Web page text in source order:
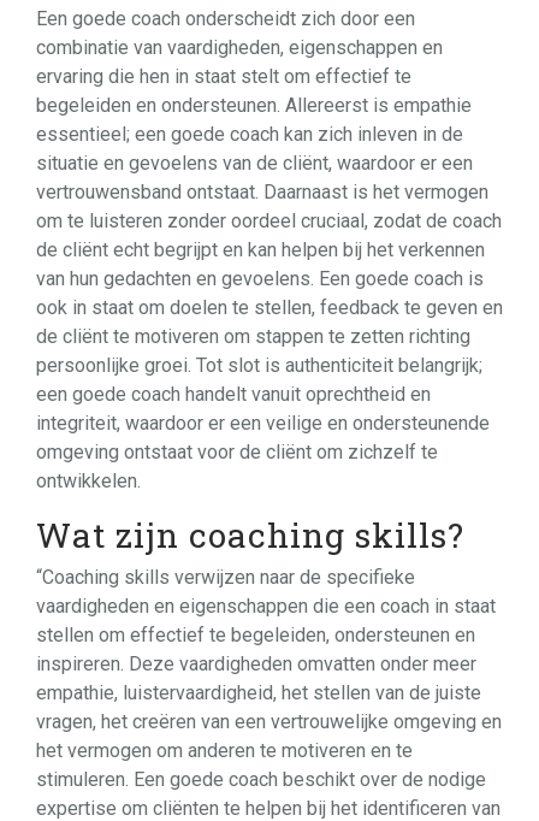
Een goede coach onderscheidt zich door een
combinatie van vaardigheden, eigenschappen en
ervaring die hen in staat stelt om effectief te
begeleiden en ondersteunen. Allereerst is empathie
essentieel; een goede coach kan zich inleven in de
situatie en gevoelens van de cliënt, waardoor er een
vertrouwensband ontstaat. Daarnaast is het vermogen
om te luisteren zonder oordeel cruciaal, zodat de coach
de cliënt echt begrijpt en kan helpen bij het verkennen
van hun gedachten en gevoelens. Een goede coach is
ook in staat om doelen te stellen, feedback te geven en
de cliënt te motiveren om stappen te zetten richting
persoonlijke groei. Tot slot is authenticiteit belangrijk;
een goede coach handelt vanuit oprechtheid en
integriteit, waardoor er een veilige en ondersteunende
omgeving ontstaat voor de cliënt om zichzelf te
ontwikkelen.
Wat zijn coaching skills?
“Coaching skills verwijzen naar de specifieke
vaardigheden en eigenschappen die een coach in staat
stellen om effectief te begeleiden, ondersteunen en
inspireren. Deze vaardigheden omvatten onder meer
empathie, luistervaardigheid, het stellen van de juiste
vragen, het creëren van een vertrouwelijke omgeving en
het vermogen om anderen te motiveren en te
stimuleren. Een goede coach beschikt over de nodige
expertise om cliënten te helpen bij het identificeren van